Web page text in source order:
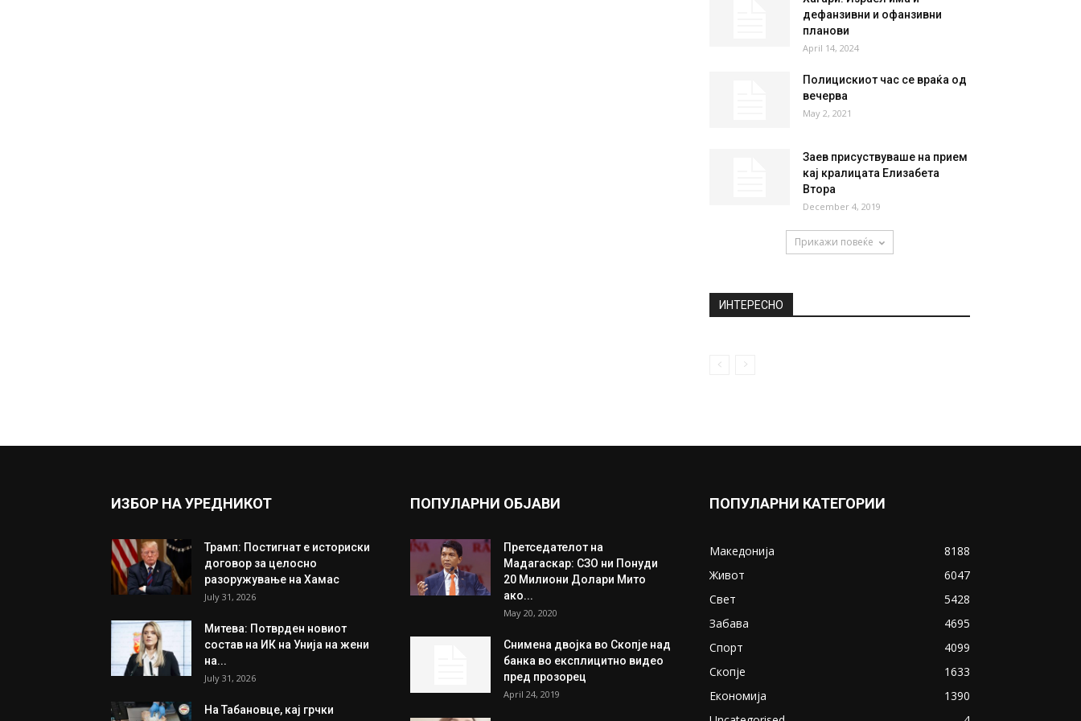
дефанзивни и офанзивни
планови
April 14, 2024
Полицискиот час се враќа од
вечерва
May 2, 2021
Заев присуствуваше на прием
кај кралицата Елизабета
Втора
December 4, 2019
Прикажи повеќе
ИНТЕРЕСНО
ИЗБОР НА УРЕДНИКОТ
Трамп: Постигнат е историски
договор за целосно
разоружување на Хамас
July 31, 2026
Митева: Потврден новиот
состав на ИК на Унија на жени
на...
July 31, 2026
На Табановце, кај грчки
ПОПУЛАРНИ ОБЈАВИ
Претседателот на
Мадагаскар: СЗО ни Понуди
20 Милиони Долари Мито
ако...
May 20, 2020
Снимена двојка во Скопје над
банка во експлицитно видео
пред прозорец
April 24, 2019
ПОПУЛАРНИ КАТЕГОРИИ
Македонија
8188
Живот
6047
Свет
5428
Забава
4695
Спорт
4099
Скопје
1633
Економија
1390